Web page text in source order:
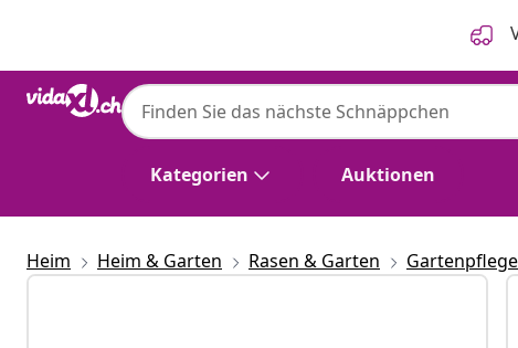
Kategorien Auktionen
Heim Heim & Garten Rasen & Garten Gartenpflege